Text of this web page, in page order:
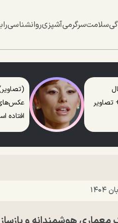
سلامتسرگرمیآشپزیروانشناسی
عکس‌های
افتاده